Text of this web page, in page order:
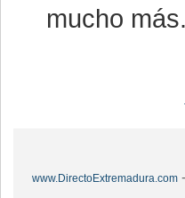
mucho
www.DirectoExtremadura.com -